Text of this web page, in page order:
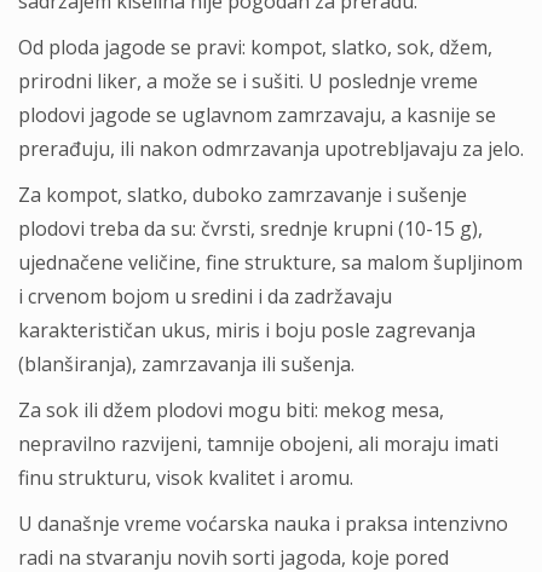
Od ploda jagode se pravi: kompot, slatko, sok, džem,
prirodni liker, a može se i sušiti. U poslednje vreme
plodovi jagode se uglavnom zamrzavaju, a kasnije se
prerađuju, ili nakon odmrzavanja upotrebljavaju za jelo.
Za kompot, slatko, duboko zamrzavanje i sušenje
plodovi treba da su: čvrsti, srednje krupni (10-15 g),
ujednačene veličine, fine strukture, sa malom šupljinom
i crvenom bojom u sredini i da zadržavaju
karakterističan ukus, miris i boju posle zagrevanja
(blanširanja), zamrzavanja ili sušenja.
Za sok ili džem plodovi mogu biti: mekog mesa,
nepravilno razvijeni, tamnije obojeni, ali moraju imati
finu strukturu, visok kvalitet i aromu.
U današnje vreme voćarska nauka i praksa intenzivno
radi na stvaranju novih sorti jagoda, koje pored